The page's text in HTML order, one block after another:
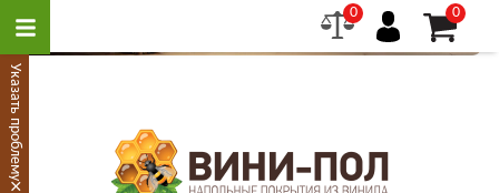
0 0
Указать проблему
×